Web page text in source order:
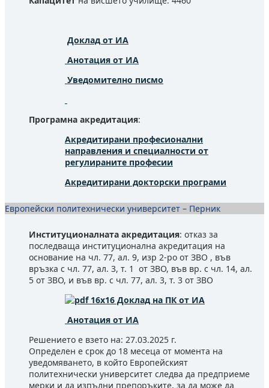
Доклад от ИА
Анотация от ИА
Уведомително писмо
Програмна акредитация:
Акредитирани професионални
направления и специалности от
регулираните професии
Акредитирани докторски програми
Европейски политехнически университет – Перник
Институционалната акредитация: отказ за
последваща институционална акредитация на
основание на чл. 77, ал. 9, изр 2-ро от ЗВО , във
връзка с чл. 77, ал. 3, т. 1 от ЗВО, във вр. с чл. 14, ал.
5 от ЗВО, и във вр. с чл. 77, ал. 3, т. 3 от ЗВО
Доклад на ПК от ИА
Анотация от ИА
Решението е взето на: 27.03.2025 г.
Определен е срок до 18 месеца от момента на
уведомяването, в който Европейският
политехнически университет следва да предприеме
мерки и да изпълни препоръките, за да може да